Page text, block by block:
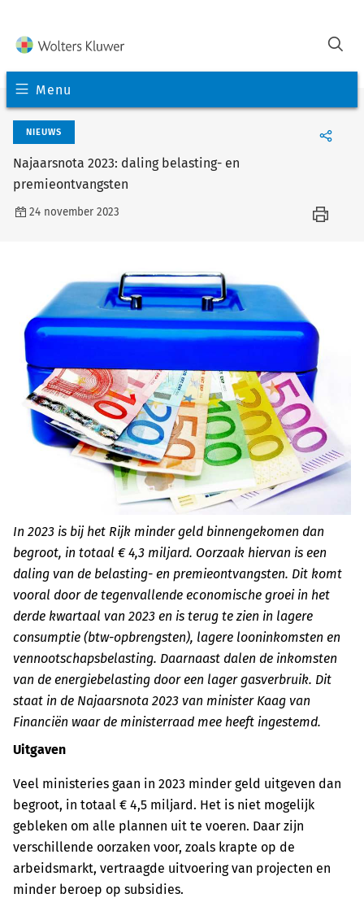
Menu
NIEUWS
Najaarsnota 2023: daling belasting- en
premieontvangsten
24 november 2023
In 2023 is bij het Rijk minder geld binnengekomen dan
begroot, in totaal € 4,3 miljard. Oorzaak hiervan is een
daling van de belasting- en premieontvangsten. Dit komt
vooral door de tegenvallende economische groei in het
derde kwartaal van 2023 en is terug te zien in lagere
consumptie (btw-opbrengsten), lagere looninkomsten en
vennootschapsbelasting. Daarnaast dalen de inkomsten
van de energiebelasting door een lager gasverbruik. Dit
staat in de Najaarsnota 2023 van minister Kaag van
Financiën waar de ministerraad mee heeft ingestemd.
Uitgaven
Veel ministeries gaan in 2023 minder geld uitgeven dan
begroot, in totaal € 4,5 miljard. Het is niet mogelijk
gebleken om alle plannen uit te voeren. Daar zijn
verschillende oorzaken voor, zoals krapte op de
arbeidsmarkt, vertraagde uitvoering van projecten en
minder beroep op subsidies.